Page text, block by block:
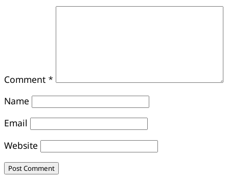
Comment *
Name
Email
Website